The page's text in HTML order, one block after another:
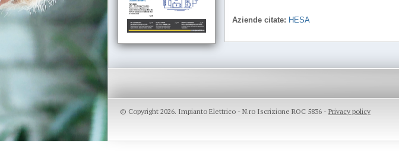
Aziende citate: HESA
© Copyright 2026. Impianto Elettrico - N.ro Iscrizione ROC 5836 - Privacy policy